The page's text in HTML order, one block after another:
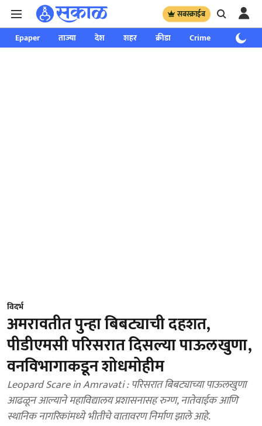
सबस्क्राईब
Epaper ताज्या देश शहर क्रीडा Crime साप्ताहिक
विदर्भ
अमरावतीत पुन्हा बिबट्याची दहशत,
पीडीएमसी परिसरात दिसल्या पाऊलखुणा,
वनविभागाकडून शोधमोहीम
Leopard Scare in Amravati : परिसरात बिबट्याच्या पाऊलखुणा
आढळून आल्याने महाविद्यालय प्रशासनासह रुग्ण, नातेवाईक आणि
स्थानिक नागरिकांमध्ये भीतीचे वातावरण निर्माण झाले आहे.